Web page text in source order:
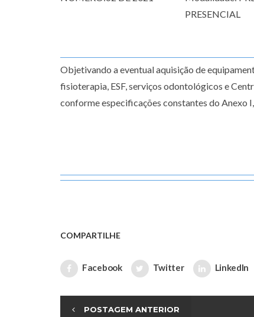
PRESENCIAL
Objetivando a eventual aquisição de
fisioterapia, ESF, serviços odontológicos e
conforme especificações constantes do Anexo
COMPARTILHE
Facebook Twitter LinkedIn
POSTAGEM ANTERIOR